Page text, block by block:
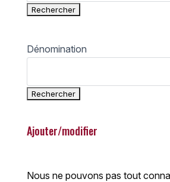
Dénomination
Ajouter/modifier
Nous ne pouvons pas tout